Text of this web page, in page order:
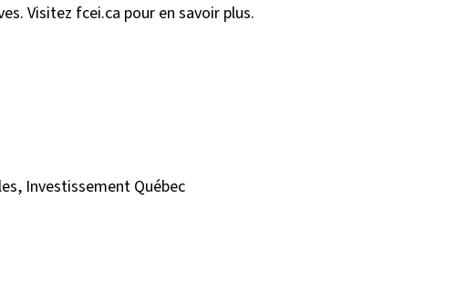
Visitez fcei.ca pour en savoir plus.
Investissement Québec